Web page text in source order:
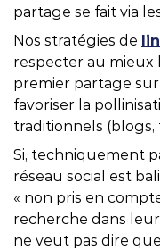
partage se fait via
Nos stratégies de
respecter au mieux
premier partage
favoriser la
traditionnels
Si, techniquement
réseau social est
« non pris en
recherche dans
ne veut pas dire